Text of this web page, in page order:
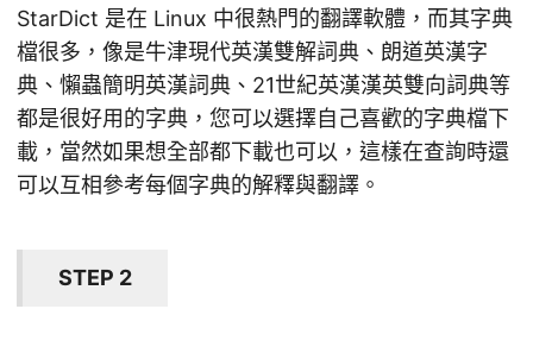
StarDict 是在 Linux 中很熱門的翻譯軟體，而其字典
檔很多，像是牛津現代英漢雙解詞典、朗道英漢字
典、懶蟲簡明英漢詞典、21世紀英漢漢英雙向詞典等
都是很好用的字典，您可以選擇自己喜歡的字典檔下
載，當然如果想全部都下載也可以，這樣在查詢時還
可以互相參考每個字典的解釋與翻譯。
STEP 2